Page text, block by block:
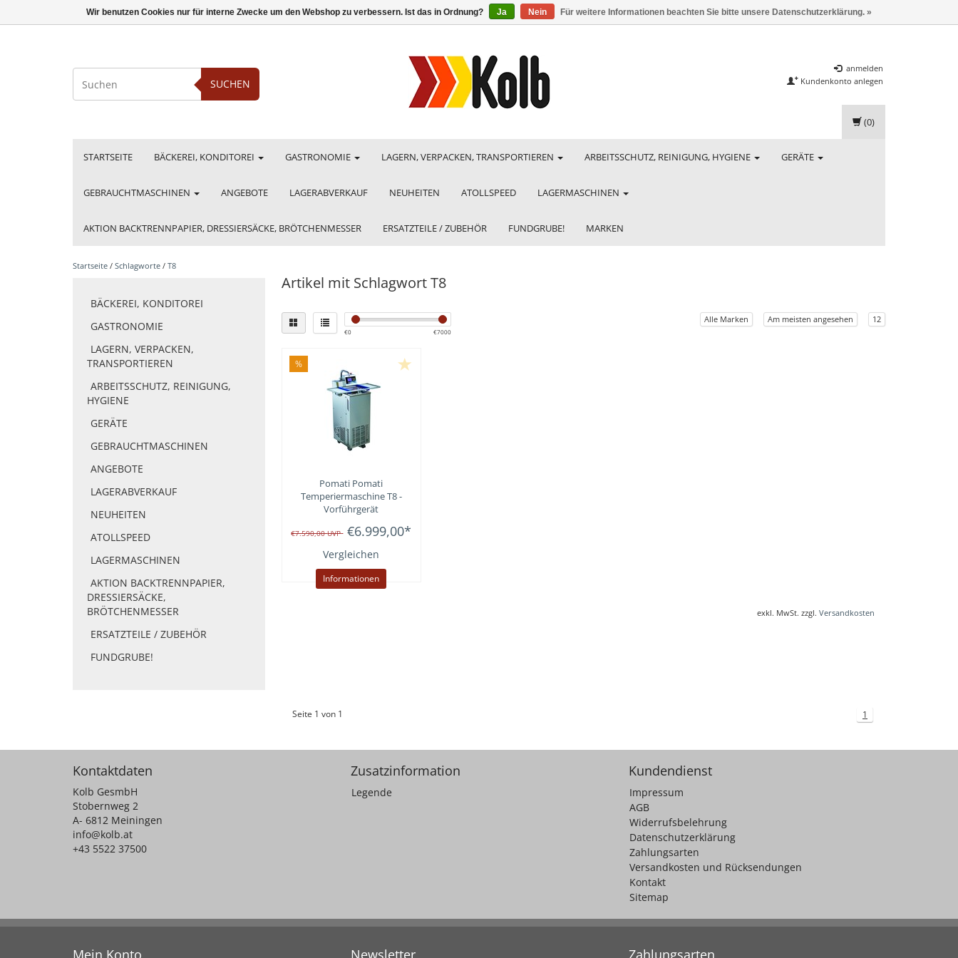
SUCHEN
anmelden
Kundenkonto anlegen
STARTSEITE BÄCKEREI, KONDITOREI GASTRONOMIE LAGERN, VERPACKEN, TRANSPORTIEREN ARBEITSSCHUTZ, REINIGUNG, HYGIENE GERÄTE
GEBRAUCHTMASCHINEN ANGEBOTE LAGERABVERKAUF NEUHEITEN ATOLLSPEED LAGERMASCHINEN
AKTION BACKTRENNPAPIER, DRESSIERSÄCKE, BRÖTCHENMESSER ERSATZTEILE / ZUBEHÖR FUNDGRUBE! MARKEN
(0)
Startseite / Schlagworte / T8
BÄCKEREI, KONDITOREI
GASTRONOMIE
LAGERN, VERPACKEN,
TRANSPORTIEREN
ARBEITSSCHUTZ, REINIGUNG,
HYGIENE
GERÄTE
GEBRAUCHTMASCHINEN
ANGEBOTE
LAGERABVERKAUF
NEUHEITEN
ATOLLSPEED
LAGERMASCHINEN
AKTION BACKTRENNPAPIER,
DRESSIERSÄCKE,
BRÖTCHENMESSER
ERSATZTEILE / ZUBEHÖR
FUNDGRUBE!
Artikel mit Schlagwort T8
€0 €7000
Alle Marken Am meisten angesehen 12
%
Pomati Pomati
Temperiermaschine T8 -
Vorführgerät
€7.590,00UVP €6.999,00*
Vergleichen
Informationen
exkl. MwSt. zzgl. Versandkosten
Seite 1 von 1 1
Kontaktdaten
Kolb GesmbH
Stobernweg 2
A- 6812 Meiningen
info@kolb.at
+43 5522 37500
Zusatzinformation
Legende
Kundendienst
Impressum
AGB
Widerrufsbelehrung
Datenschutzerklärung
Zahlungsarten
Versandkosten und Rücksendungen
Kontakt
Sitemap
Mein Konto Newsletter Zahlungsarten
Wir benutzen Cookies nur für interne Zwecke um den Webshop zu verbessern. Ist das in Ordnung? Ja Nein Für weitere Informationen beachten Sie bitte unsere Datenschutzerklärung. »